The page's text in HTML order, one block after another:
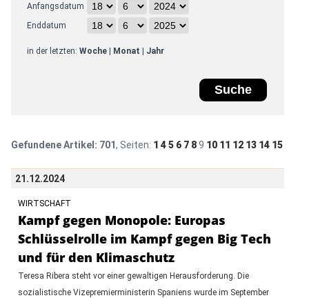
Anfangsdatum
Enddatum
in der letzten: Woche| Monat Jahr
Gefundene Artikel: 701, Seiten: 1 4 5 6 7 8 9 10 11 12 13 14 15
21.12.2024
WIRTSCHAFT
Kampf gegen Monopole: Europas
Schlüsselrolle im Kampf gegen Big Tech
und für den Klimaschutz
Teresa Ribera steht vor einer gewaltigen Herausforderung. Die
sozialistische Vizepremierministerin Spaniens wurde im September